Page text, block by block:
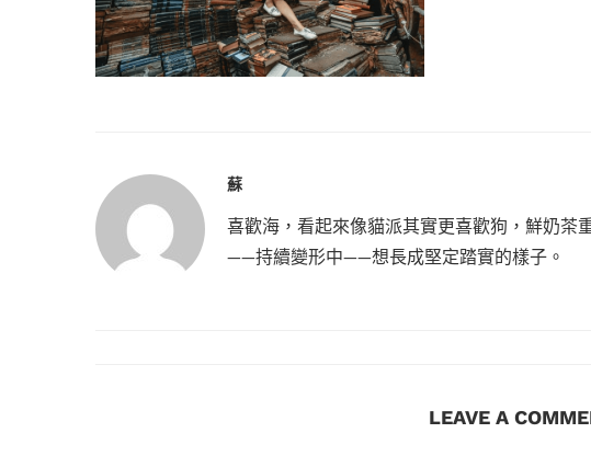
蘇
喜歡海，看起來像貓派其實更喜歡狗，鮮奶茶
——持續變形中——想長成堅定踏實的樣子。
LEAVE A